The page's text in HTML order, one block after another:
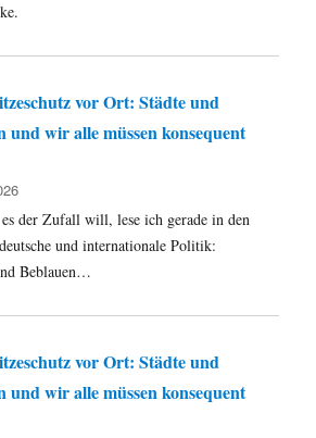
vor Ort: Städte und
und wir alle müssen konsequent
der Zufall will, lese ich gerade in den
und internationale Politik:
Beblauen…
vor Ort: Städte und
und wir alle müssen konsequent